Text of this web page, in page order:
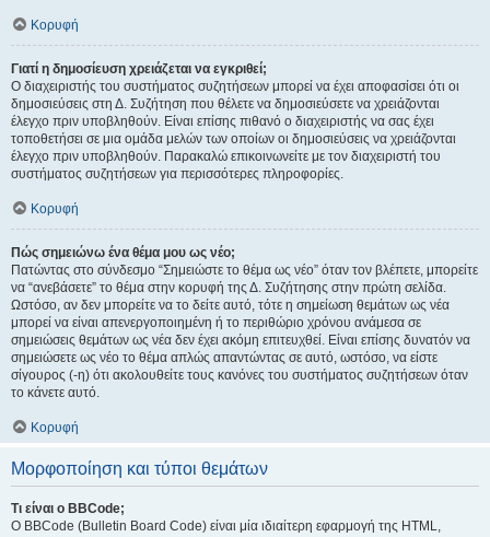
Κορυφή
Γιατί η δημοσίευση χρειάζεται να εγκριθεί;
Ο διαχειριστής του συστήματος συζητήσεων μπορεί να έχει αποφασίσει ότι οι
δημοσιεύσεις στη Δ. Συζήτηση που θέλετε να δημοσιεύσετε να χρειάζονται
έλεγχο πριν υποβληθούν. Είναι επίσης πιθανό ο διαχειριστής να σας έχει
τοποθετήσει σε μια ομάδα μελών των οποίων οι δημοσιεύσεις να χρειάζονται
έλεγχο πριν υποβληθούν. Παρακαλώ επικοινωνείτε με τον διαχειριστή του
συστήματος συζητήσεων για περισσότερες πληροφορίες.
Κορυφή
Πώς σημειώνω ένα θέμα μου ως νέο;
Πατώντας στο σύνδεσμο “Σημειώστε το θέμα ως νέο” όταν τον βλέπετε, μπορείτε
να “ανεβάσετε” το θέμα στην κορυφή της Δ. Συζήτησης στην πρώτη σελίδα.
Ωστόσο, αν δεν μπορείτε να το δείτε αυτό, τότε η σημείωση θεμάτων ως νέα
μπορεί να είναι απενεργοποιημένη ή το περιθώριο χρόνου ανάμεσα σε
σημειώσεις θεμάτων ως νέα δεν έχει ακόμη επιτευχθεί. Είναι επίσης δυνατόν να
σημειώσετε ως νέο το θέμα απλώς απαντώντας σε αυτό, ωστόσο, να είστε
σίγουρος (-η) ότι ακολουθείτε τους κανόνες του συστήματος συζητήσεων όταν
το κάνετε αυτό.
Κορυφή
Μορφοποίηση και τύποι θεμάτων
Τι είναι ο BBCode;
Ο BBCode (Bulletin Board Code) είναι μία ιδιαίτερη εφαρμογή της HTML,